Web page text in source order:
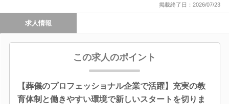
掲載終了日：2026/07/23
求人情報
この求人のポイント
【葬儀のプロフェッショナル企業で活躍】充実の教
育体制と働きやすい環境で新しいスタートを切りま